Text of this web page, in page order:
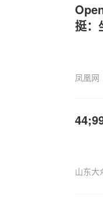
挺：
凤凰网
山东大